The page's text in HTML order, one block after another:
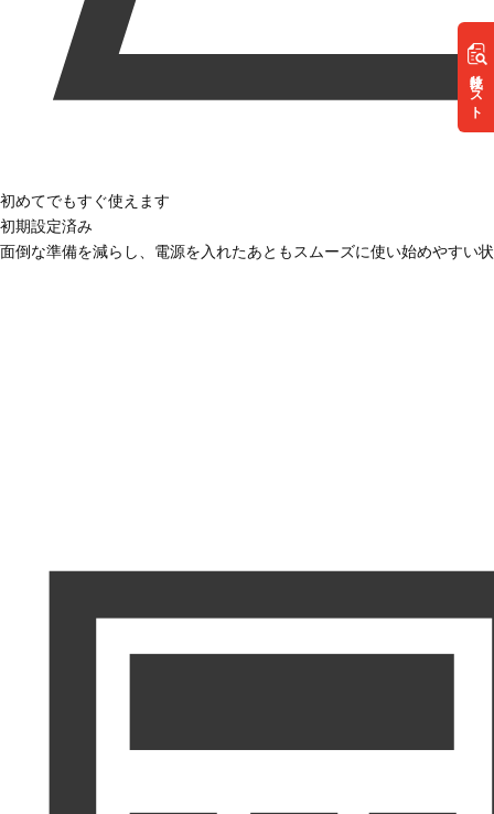
リスト
初めてでもすぐ使えます
初期設定済み
面倒な準備を減らし、電源を入れたあともスムーズに使い始めやすい